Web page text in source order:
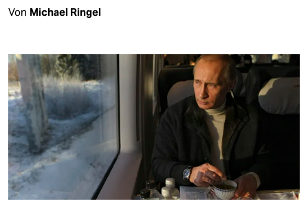
Von Michael Ringel